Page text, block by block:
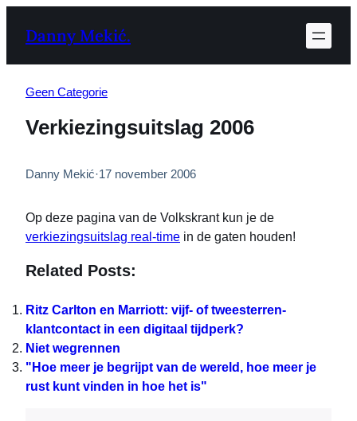
naarDanny Mekić.
Geen Categorie
Verkiezingsuitslag 2006
Danny Mekić·17 november 2006
Op deze pagina van de Volkskrant kun je de
verkiezingsuitslag real-time in de gaten houden!
Related Posts:
Ritz Carlton en Marriott: vijf- of tweesterren-
klantcontact in een digitaal tijdperk?
Niet wegrennen
"Hoe meer je begrijpt van de wereld, hoe meer je
rust kunt vinden in hoe het is"